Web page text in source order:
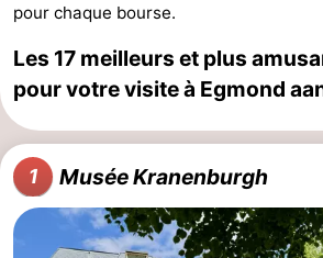
Bergen
De
Woudhoeve
-
Duinpark
Egmond
-
Kustpark
Egmond
aan
Hôtels
Last
minutes
Plages
pour chaque bourse.
Les 17 meilleurs et plus
pour votre visite à Egmond
1 Musée Kranenburgh